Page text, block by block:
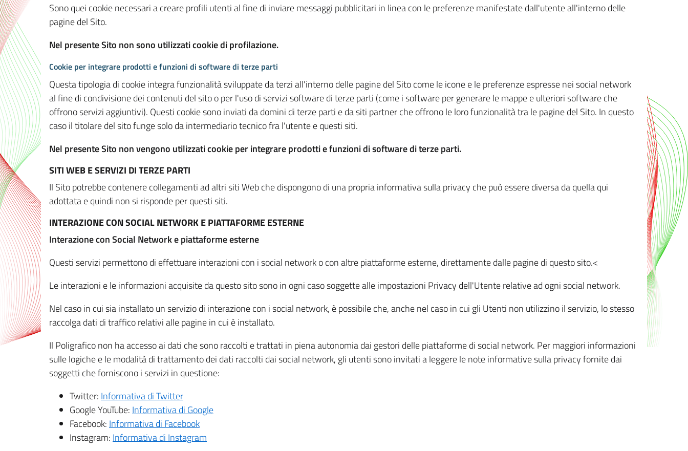
Sono quei cookie necessari a creare profili utenti al fine di inviare messaggi pubblicitari in linea con le preferenze manifestate dall'utente all'interno delle
pagine del Sito.
Nel presente Sito non sono utilizzati cookie di profilazione.
Cookie per integrare prodotti e funzioni di software di terze parti
Questa tipologia di cookie integra funzionalità sviluppate da terzi all'interno delle pagine del Sito come le icone e le preferenze espresse nei social network
al fine di condivisione dei contenuti del sito o per l'uso di servizi software di terze parti (come i software per generare le mappe e ulteriori software che
offrono servizi aggiuntivi). Questi cookie sono inviati da domini di terze parti e da siti partner che offrono le loro funzionalità tra le pagine del Sito. In questo
caso il titolare del sito funge solo da intermediario tecnico fra l'utente e questi siti.
Nel presente Sito non vengono utilizzati cookie per integrare prodotti e funzioni di software di terze parti.
SITI WEB E SERVIZI DI TERZE PARTI
Il Sito potrebbe contenere collegamenti ad altri siti Web che dispongono di una propria informativa sulla privacy che può essere diversa da quella qui
adottata e quindi non si risponde per questi siti.
INTERAZIONE CON SOCIAL NETWORK E PIATTAFORME ESTERNE
Interazione con Social Network e piattaforme esterne
Questi servizi permettono di effettuare interazioni con i social network o con altre piattaforme esterne, direttamente dalle pagine di questo sito.<
Le interazioni e le informazioni acquisite da questo sito sono in ogni caso soggette alle impostazioni Privacy dell'Utente relative ad ogni social network.
Nel caso in cui sia installato un servizio di interazione con i social network, è possibile che, anche nel caso in cui gli Utenti non utilizzino il servizio, lo stesso
raccolga dati di traffico relativi alle pagine in cui è installato.
Il Poligrafico non ha accesso ai dati che sono raccolti e trattati in piena autonomia dai gestori delle piattaforme di social network. Per maggiori informazioni
sulle logiche e le modalità di trattamento dei dati raccolti dai social network, gli utenti sono invitati a leggere le note informative sulla privacy fornite dai
soggetti che forniscono i servizi in questione:
Twitter: Informativa di Twitter
Google YouTube: Informativa di Google
Facebook: Informativa di Facebook
Instagram: Informativa di Instagram